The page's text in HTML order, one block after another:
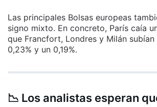
Las principales Bolsas europeas
signo mixto. En concreto, París caía
que Francfort, Londres y Milán subían
0,23% y un 0,19%.
📉 Los analistas esperan